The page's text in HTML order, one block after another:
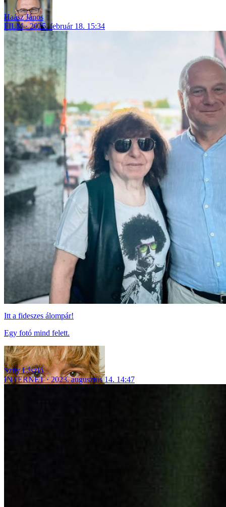
Haász János
FILM
2025. február 18. 15:34
Itt a fideszes álompár!
Egy fotó mind felett.
Szily László
INTERNET
2023. augusztus 14. 14:47